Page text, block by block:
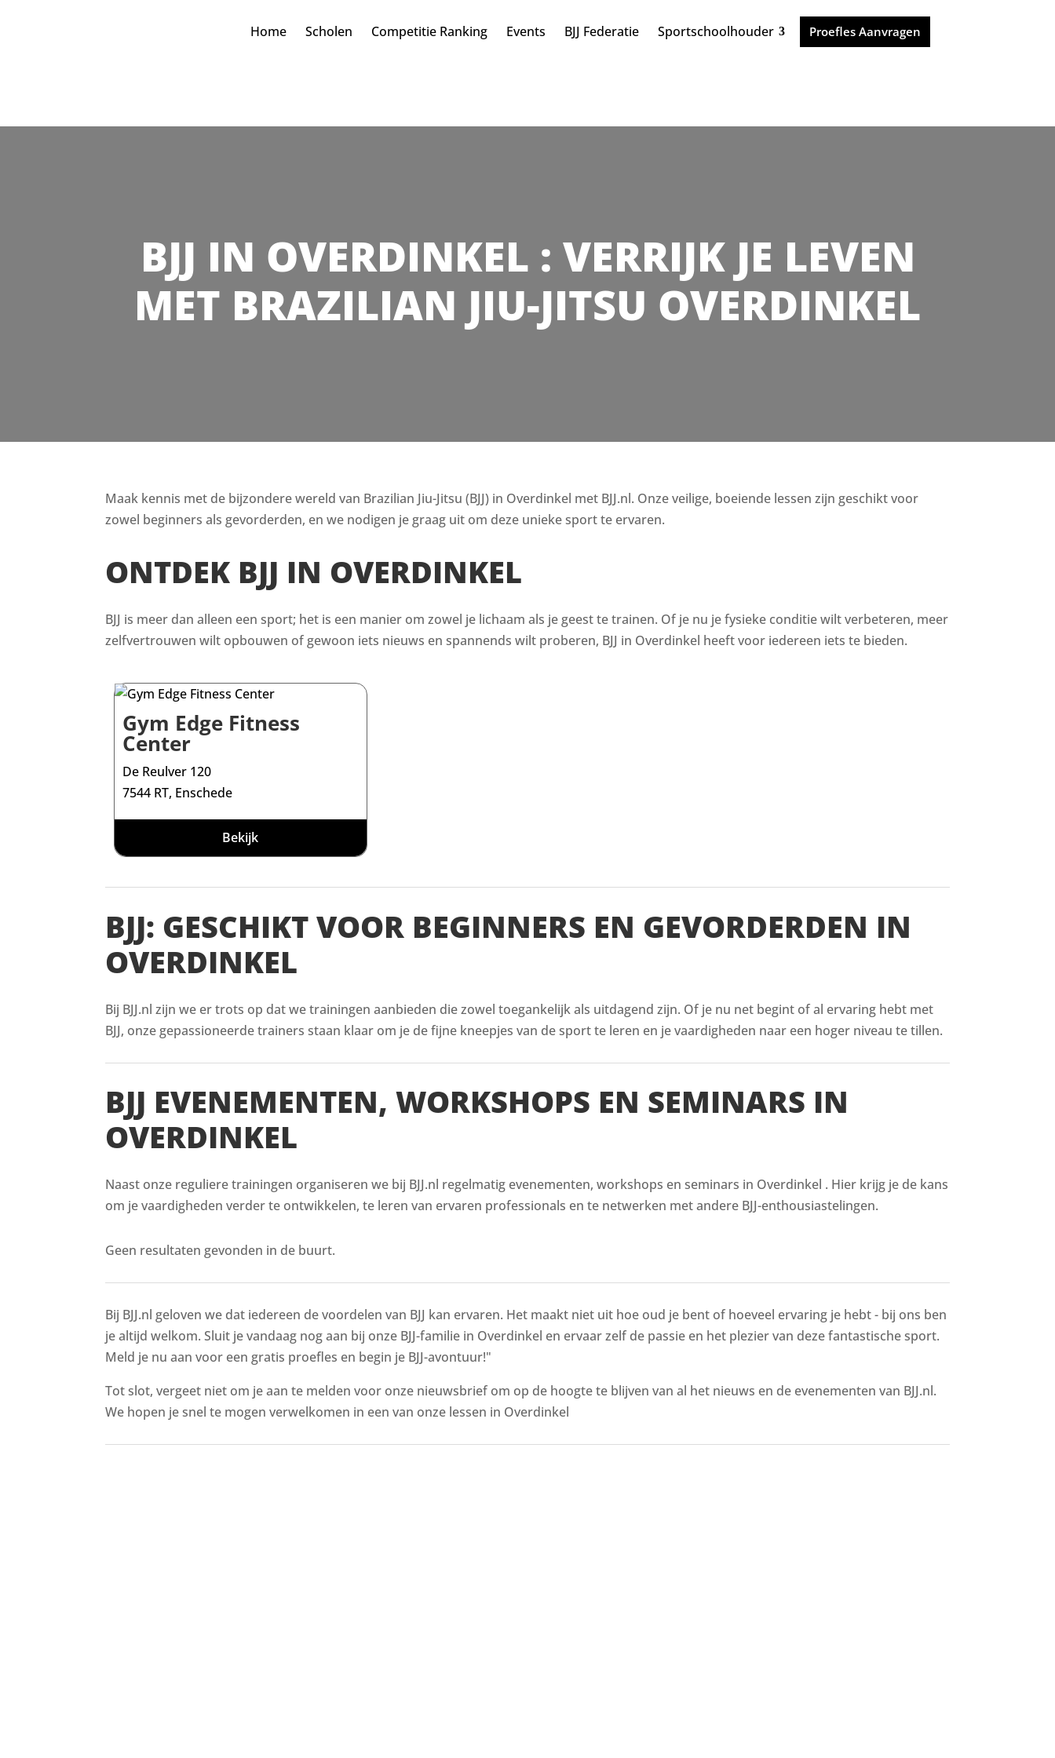
Home Scholen Competitie Ranking Events BJJ Federatie Sportschoolhouder Proefles Aanvragen
BJJ IN OVERDINKEL : VERRIJK JE LEVEN
MET BRAZILIAN JIU-JITSU OVERDINKEL
Maak kennis met de bijzondere wereld van Brazilian Jiu-Jitsu (BJJ) in Overdinkel met BJJ.nl. Onze veilige, boeiende lessen zijn geschikt voor
zowel beginners als gevorderden, en we nodigen je graag uit om deze unieke sport te ervaren.
ONTDEK BJJ IN OVERDINKEL
BJJ is meer dan alleen een sport; het is een manier om zowel je lichaam als je geest te trainen. Of je nu je fysieke conditie wilt verbeteren, meer
zelfvertrouwen wilt opbouwen of gewoon iets nieuws en spannends wilt proberen, BJJ in Overdinkel heeft voor iedereen iets te bieden.
Gym Edge Fitness
Center
De Reulver 120
7544 RT, Enschede
Bekijk
BJJ: GESCHIKT VOOR BEGINNERS EN GEVORDERDEN IN
OVERDINKEL
Bij BJJ.nl zijn we er trots op dat we trainingen aanbieden die zowel toegankelijk als uitdagend zijn. Of je nu net begint of al ervaring hebt met
BJJ, onze gepassioneerde trainers staan klaar om je de fijne kneepjes van de sport te leren en je vaardigheden naar een hoger niveau te tillen.
BJJ EVENEMENTEN, WORKSHOPS EN SEMINARS IN
OVERDINKEL
Naast onze reguliere trainingen organiseren we bij BJJ.nl regelmatig evenementen, workshops en seminars in Overdinkel . Hier krijg je de kans
om je vaardigheden verder te ontwikkelen, te leren van ervaren professionals en te netwerken met andere BJJ-enthousiastelingen.
Geen resultaten gevonden in de buurt.
Bij BJJ.nl geloven we dat iedereen de voordelen van BJJ kan ervaren. Het maakt niet uit hoe oud je bent of hoeveel ervaring je hebt - bij ons ben
je altijd welkom. Sluit je vandaag nog aan bij onze BJJ-familie in Overdinkel en ervaar zelf de passie en het plezier van deze fantastische sport.
Meld je nu aan voor een gratis proefles en begin je BJJ-avontuur!"
Tot slot, vergeet niet om je aan te melden voor onze nieuwsbrief om op de hoogte te blijven van al het nieuws en de evenementen van BJJ.nl.
We hopen je snel te mogen verwelkomen in een van onze lessen in Overdinkel